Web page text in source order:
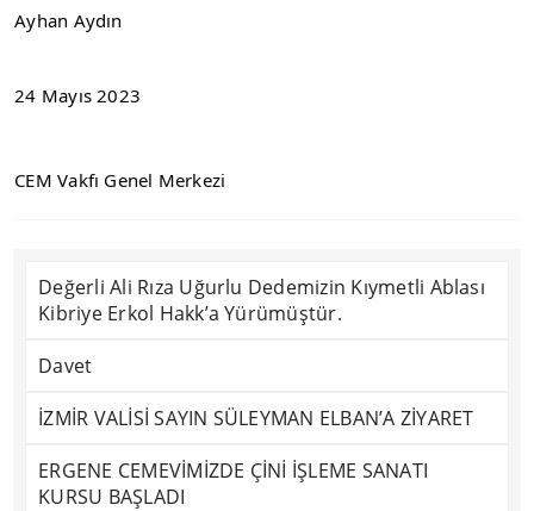
Ayhan Aydın
24 Mayıs 2023
CEM Vakfı Genel Merkezi
Değerli Ali Rıza Uğurlu Dedemizin Kıymetli Ablası
Kibriye Erkol Hakk’a Yürümüştür.
Davet
İZMİR VALİSİ SAYIN SÜLEYMAN ELBAN’A ZİYARET
ERGENE CEMEVİMİZDE ÇİNİ İŞLEME SANATI
KURSU BAŞLADI